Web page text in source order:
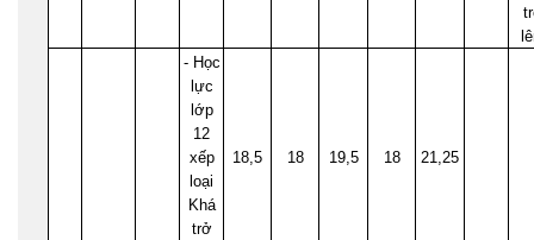
- Học
lực
lớp
12
xếp
loại
Khá
trở
18,5 18 19,5 18 21,25